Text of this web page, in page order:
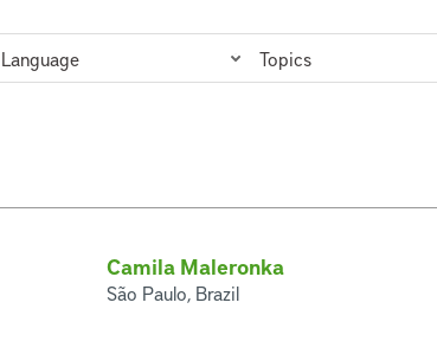
Language Topics
Camila Maleronka
São Paulo, Brazil